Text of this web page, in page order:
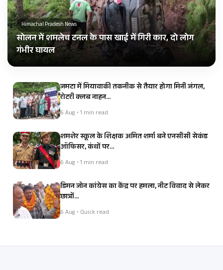
Himachal Pradesh News
सोलन में शमलेच टनल के पास खाई में गिरी कार, दो लोग
गंभीर घायल
जमटा में मियावाकी तकनीक से तैयार होगा मिनी जंगल,
रोटरी क्लब नाहन…
6 Aug • 1 min read
शमशेर स्कूल के शिक्षक अमित शर्मा बने एनसीसी सेकंड
ऑफिसर, कंधों पर…
6 Aug • 1 min read
डिमन जोन कांग्रेस का केंद्र पर हमला, नीट विवाद से लेकर
छात्रों…
6 Aug • Quick read